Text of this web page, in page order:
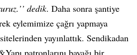
dedik. Daha sonra şantiye
eylemimize çağrı yapmaya
yayınlattık. Sendikadan
patronlarını bayağı bir